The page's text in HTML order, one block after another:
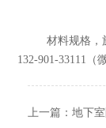
材料规格，
132-901-33111（
上一篇： 地下